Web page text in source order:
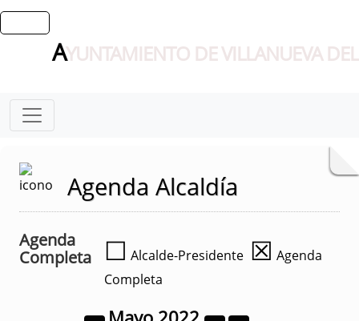
AYUNTAMIENTO DE VILLANUEVA
Agenda Alcaldía
Agenda
Completa
☐ Alcalde-Presidente ☒ Agenda
Completa